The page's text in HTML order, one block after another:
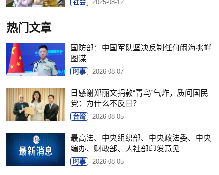
社会 2025-08-12
热门文章
国防部：中国军队坚决反制任何闹海挑衅
图谋
时事 2026-08-07
日感谢郑丽文捐款“青鸟”气炸，质问国民
党：为什么不反日？
台湾 2026-08-05
最高法、中央组织部、中央政法委、中央
编办、财政部、人社部印发意见
时事 2026-08-05